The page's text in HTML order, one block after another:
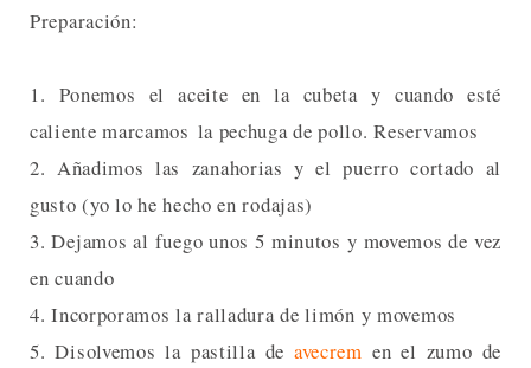
Preparación:
1. Ponemos el aceite en la cubeta y cuando esté
caliente marcamos la pechuga de pollo. Reservamos
2. Añadimos las zanahorias y el puerro cortado al
gusto (yo lo he hecho en rodajas)
3. Dejamos al fuego unos 5 minutos y movemos de vez
en cuando
4. Incorporamos la ralladura de limón y movemos
5. Disolvemos la pastilla de avecrem en el zumo de